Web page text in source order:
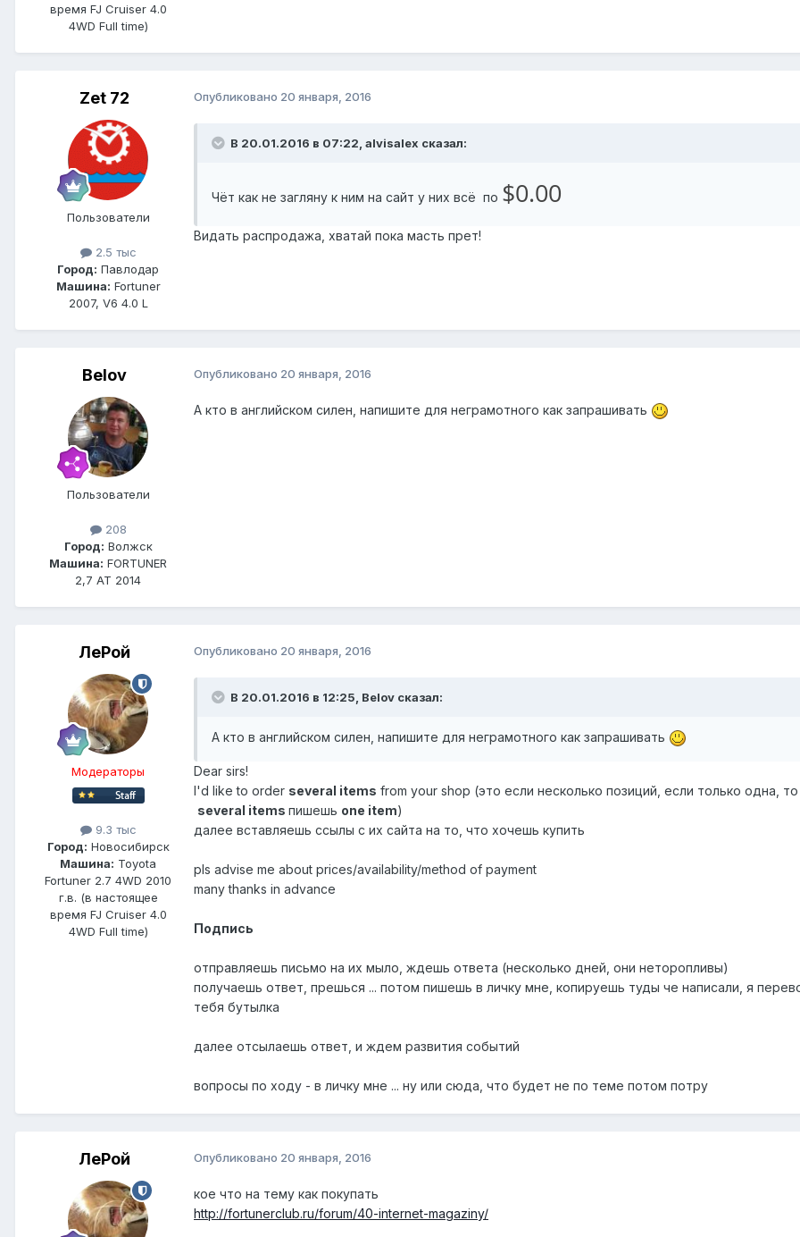
время FJ Cruiser 4.0
4WD Full time)
Zet 72
Пользователи
2.5 тыс
Город: Павлодар
Машина: Fortuner
2007, V6 4.0 L
Опубликовано 20 января, 2016
В 20.01.2016 в 07:22, alvisalex сказал:
Чёт как не загляну к ним на сайт у них всё по $0.00
Видать распродажа, хватай пока масть прет!
Belov
Пользователи
208
Город: Волжск
Машина: FORTUNER
2,7 АТ 2014
Опубликовано 20 января, 2016
А кто в английском силен, напишите для неграмотного как запрашивать
ЛеРой
Модераторы
9.3 тыс
Город: Новосибирск
Машина: Toyota
Fortuner 2.7 4WD 2010
г.в. (в настоящее
время FJ Cruiser 4.0
4WD Full time)
Опубликовано 20 января, 2016
В 20.01.2016 в 12:25, Belov сказал:
А кто в английском силен, напишите для неграмотного как запрашивать
Dear sirs!
I'd like to order several items from your shop (это если несколько позиций, если только одна,
several items пишешь one item)
далее вставляешь ссылы с их сайта на то, что хочешь купить
pls advise me about prices/availability/method of payment
many thanks in advance
Подпись
отправляешь письмо на их мыло, ждешь ответа (несколько дней, они неторопливы)
получаешь ответ, прешься ... потом пишешь в личку мне, копируешь туды че написали, я
тебя бутылка
далее отсылаешь ответ, и ждем развития событий
вопросы по ходу - в личку мне ... ну или сюда, что будет не по теме потом потру
ЛеРой Опубликовано 20 января, 2016
кое что на тему как покупать
http://fortunerclub.ru/forum/40-internet-magaziny/